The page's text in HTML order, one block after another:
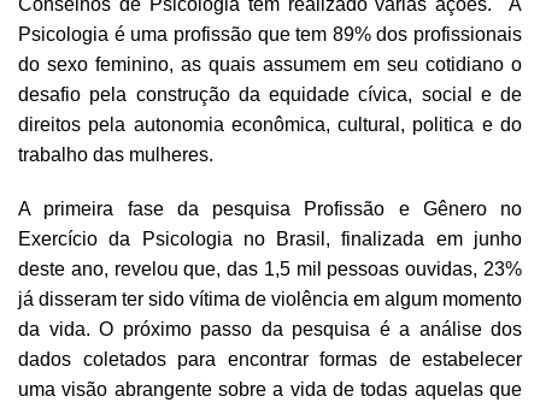
Conselhos de Psicologia têm realizado várias ações. A
Psicologia é uma profissão que tem 89% dos profissionais
do sexo feminino, as quais assumem em seu cotidiano o
desafio pela construção da equidade cívica, social e de
direitos pela autonomia econômica, cultural, politica e do
trabalho das mulheres.
A primeira fase da pesquisa Profissão e Gênero no
Exercício da Psicologia no Brasil, finalizada em junho
deste ano, revelou que, das 1,5 mil pessoas ouvidas, 23%
já disseram ter sido vítima de violência em algum momento
da vida. O próximo passo da pesquisa é a análise dos
dados coletados para encontrar formas de estabelecer
uma visão abrangente sobre a vida de todas aquelas que